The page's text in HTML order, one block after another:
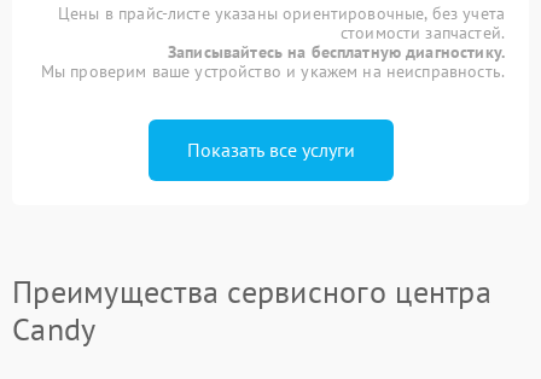
Цены в прайс-листе указаны ориентировочные, без учета
стоимости запчастей.
Записывайтесь на бесплатную диагностику.
Мы проверим ваше устройство и укажем на неисправность.
Показать все услуги
Преимущества сервисного центра
Candy